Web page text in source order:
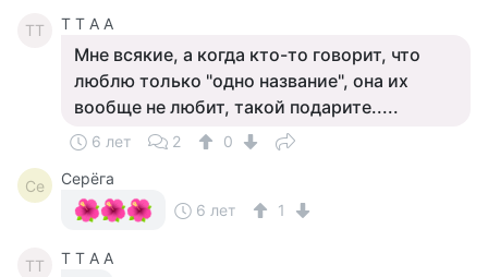
TT T T A A
Мне всякие, а когда кто-то говорит, что
люблю только "одно название", она их
вообще не любит, такой подарите.....
6 лет 2 0
Се
Серёга
6 лет
1
TT
T T A A